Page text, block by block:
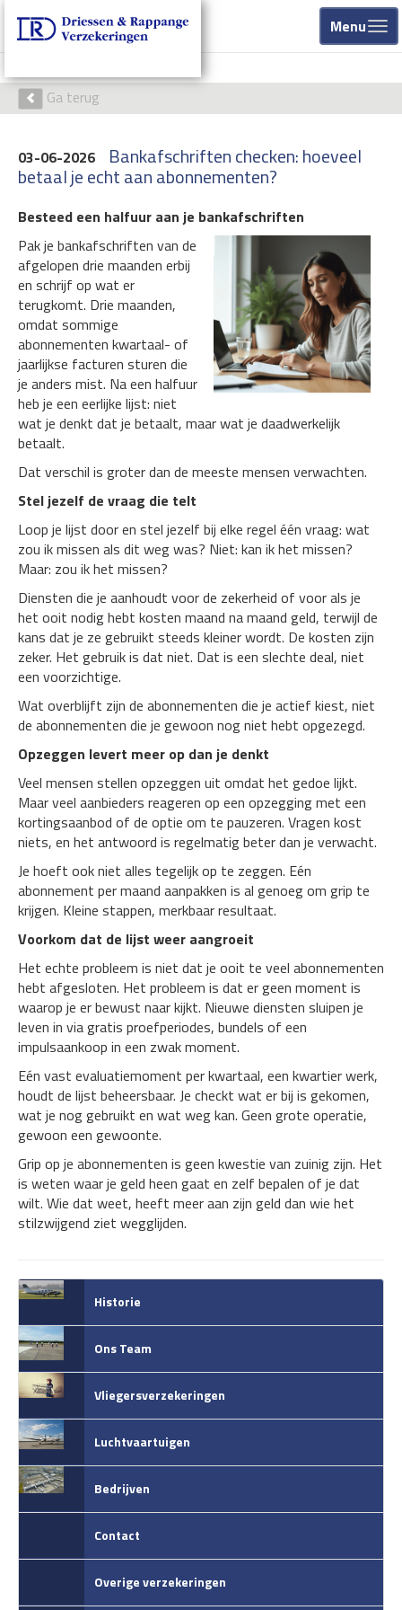
Menu
Ga terug
03-06-2026 Bankafschriften checken: hoeveel
betaal je echt aan abonnementen?
Besteed een halfuur aan je bankafschriften
Pak je bankafschriften van de
afgelopen drie maanden erbij
en schrijf op wat er
terugkomt. Drie maanden,
omdat sommige
abonnementen kwartaal- of
jaarlijkse facturen sturen die
je anders mist. Na een halfuur
heb je een eerlijke lijst: niet
wat je denkt dat je betaalt, maar wat je daadwerkelijk
betaalt.
Dat verschil is groter dan de meeste mensen verwachten.
Stel jezelf de vraag die telt
Loop je lijst door en stel jezelf bij elke regel één vraag: wat
zou ik missen als dit weg was? Niet: kan ik het missen?
Maar: zou ik het missen?
Diensten die je aanhoudt voor de zekerheid of voor als je
het ooit nodig hebt kosten maand na maand geld, terwijl de
kans dat je ze gebruikt steeds kleiner wordt. De kosten zijn
zeker. Het gebruik is dat niet. Dat is een slechte deal, niet
een voorzichtige.
Wat overblijft zijn de abonnementen die je actief kiest, niet
de abonnementen die je gewoon nog niet hebt opgezegd.
Opzeggen levert meer op dan je denkt
Veel mensen stellen opzeggen uit omdat het gedoe lijkt.
Maar veel aanbieders reageren op een opzegging met een
kortingsaanbod of de optie om te pauzeren. Vragen kost
niets, en het antwoord is regelmatig beter dan je verwacht.
Je hoeft ook niet alles tegelijk op te zeggen. Eén
abonnement per maand aanpakken is al genoeg om grip te
krijgen. Kleine stappen, merkbaar resultaat.
Voorkom dat de lijst weer aangroeit
Het echte probleem is niet dat je ooit te veel abonnementen
hebt afgesloten. Het probleem is dat er geen moment is
waarop je er bewust naar kijkt. Nieuwe diensten sluipen je
leven in via gratis proefperiodes, bundels of een
impulsaankoop in een zwak moment.
Eén vast evaluatiemoment per kwartaal, een kwartier werk,
houdt de lijst beheersbaar. Je checkt wat er bij is gekomen,
wat je nog gebruikt en wat weg kan. Geen grote operatie,
gewoon een gewoonte.
Grip op je abonnementen is geen kwestie van zuinig zijn. Het
is weten waar je geld heen gaat en zelf bepalen of je dat
wilt. Wie dat weet, heeft meer aan zijn geld dan wie het
stilzwijgend ziet wegglijden.
Historie
Ons Team
Vliegersverzekeringen
Luchtvaartuigen
Bedrijven
Contact
Overige verzekeringen